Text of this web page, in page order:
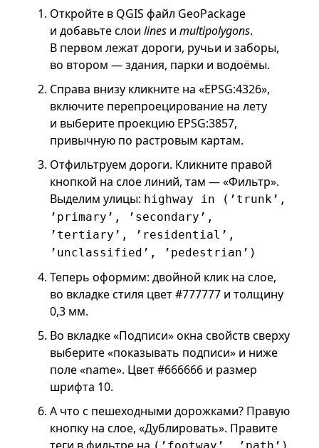
Откройте в QGIS файл GeoPackage
и добавьте слои linesи multipolygons.
В первом лежат дороги, ручьи и заборы,
во втором — здания, парки и водоёмы.
Справа внизу кликните на «EPSG:4326»,
включите перепроецирование на лету
и выберите проекцию EPSG:3857,
привычную по растровым картам.
Отфильтруем дороги. Кликните правой
кнопкой на слое линий, там — «Фильтр».
Выделим улицы: highway in (’trunk’,
’primary’, ’secondary’,
’tertiary’, ’residential’,
’unclassified’, ’pedestrian’)
Теперь оформим: двойной клик на слое,
во вкладке стиля цвет #777777 и толщину
0,3 мм.
Во вкладке «Подписи» окна свойств сверху
выберите «показывать подписи» и ниже
поле «name». Цвет #666666 и размер
шрифта 10.
А что с пешеходными дорожками? Правую
кнопку на слое, «Дублировать». Правите